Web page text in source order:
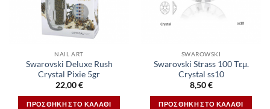
NAIL ART
Swarovski Deluxe Rush
Crystal Pixie 5gr
22,00€
ΠΡΟΣΘΉΚΗ ΣΤΟ ΚΑΛΆΘΙ
SWAROWSKI
Swarovski Strass 100 Τεμ.
Crystal ss10
8,50€
ΠΡΟΣΘΉΚΗ ΣΤΟ ΚΑΛΆΘΙ